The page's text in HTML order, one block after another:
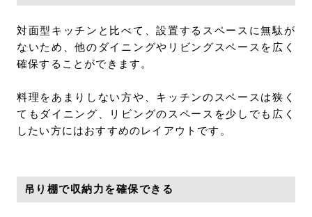
対面型キッチンと比べて、設置するスペースに無駄が
ないため、他のダイニングやリビングスペースを広く
確保することができます。
料理をあまりしない方や、キッチンのスペースは狭く
てもダイニング、リビングのスペースを少しでも広く
したい方にはおすすめのレイアウトです。
吊り棚で収納力を確保できる